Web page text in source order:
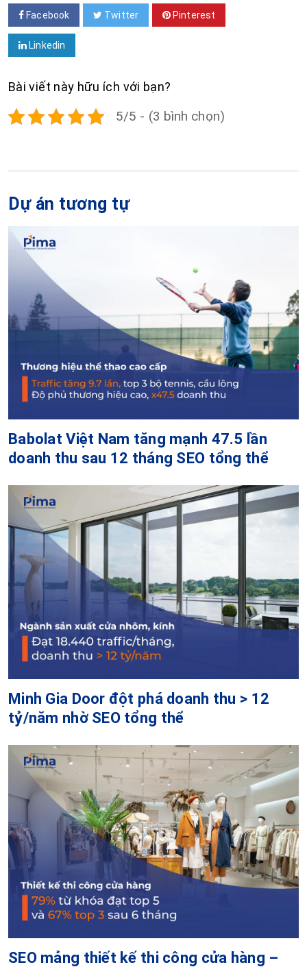
Facebook Twitter Pinterest
Linkedin
Bài viết này hữu ích với bạn?
5/5 - (3 bình chọn)
Dự án tương tự
Babolat Việt Nam tăng mạnh 47.5 lần
doanh thu sau 12 tháng SEO tổng thể
Minh Gia Door đột phá doanh thu > 12
tỷ/năm nhờ SEO tổng thể
SEO mảng thiết kế thi công cửa hàng –